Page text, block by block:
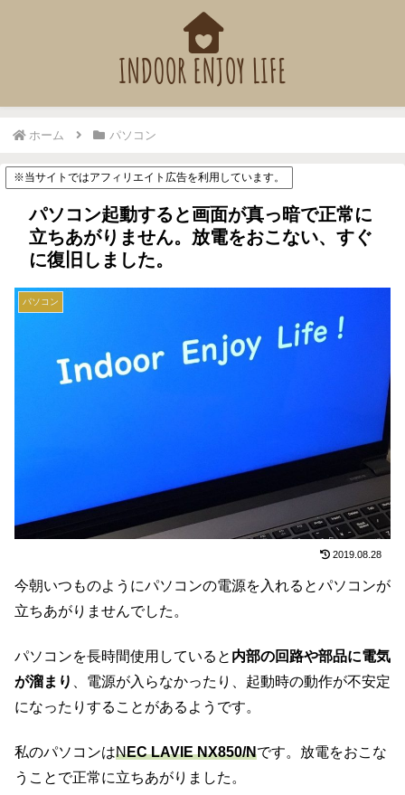
ホーム パソコン
※当サイトではアフィリエイト広告を利用しています。
パソコン起動すると画面が真っ暗で正常に
立ちあがりません。放電をおこない、すぐ
に復旧しました。
パソコン
2019.08.28
今朝いつものようにパソコンの電源を入れるとパソコンが
立ちあがりませんでした。
パソコンを長時間使用していると 内部の回路や部品に電気
が溜まり
、電源が入らなかったり、起動時の動作が不安定
になったりすることがあるようです。
私のパソコンはNEC LAVIE NX850/Nです。放電をおこな
うことで正常に立ちあがりました。